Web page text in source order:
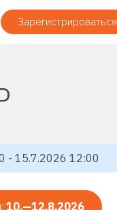
Зарегистрироваться
- 15.7.2026 12:00
10.—12.8.2026